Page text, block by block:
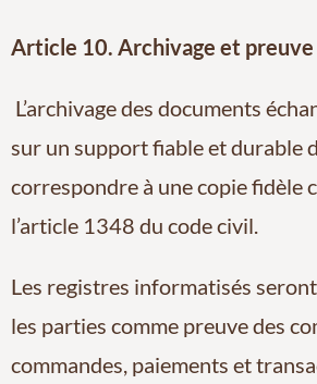
Article 10. Archivage et preuve
L’archivage des documents
sur un support fiable et durable
correspondre à une copie fidèle
l’article 1348 du code civil.
Les registres informatisés
les parties comme preuve des
commandes, paiements et